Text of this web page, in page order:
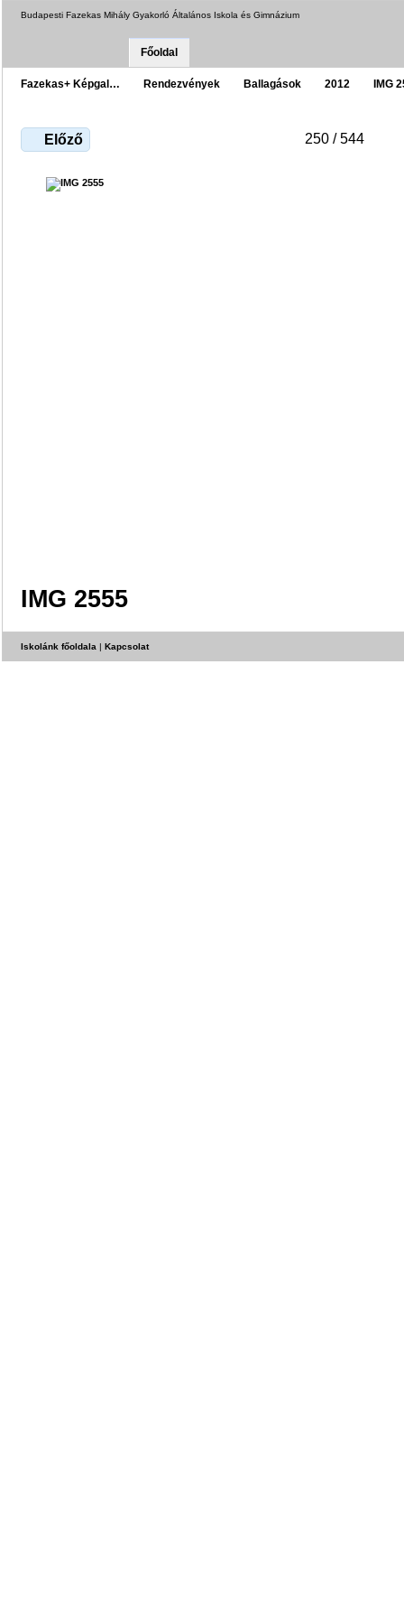
Budapesti Fazekas Mihály Gyakorló Általános Iskola és Gimnázium
Főoldal
Fazekas+ Képgal… Rendezvények Ballagások 2012 IMG
Előző 250 / 544
IMG 2555
Iskolánk főoldala | Kapcsolat